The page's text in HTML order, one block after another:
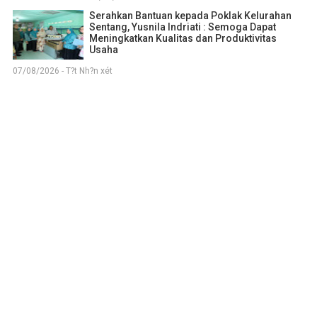
Serahkan Bantuan kepada Poklak Kelurahan
Sentang, Yusnila Indriati : Semoga Dapat
Meningkatkan Kualitas dan Produktivitas
Usaha
07/08/2026 - T?t Nh?n xét